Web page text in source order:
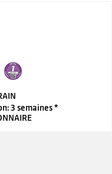
3 semaines *